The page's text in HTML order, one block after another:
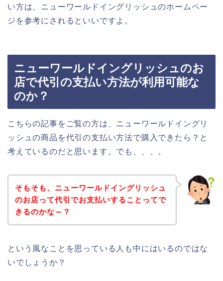
い方は、ニューワールドイングリッシュのホームペー
ジを参考にされるといいですよ。
ニューワールドイングリッシュのお
店で代引の支払い方法が利用可能な
のか？
こちらの記事をご覧の方は、ニューワールドイングリ
ッシュの商品を代引の支払い方法で購入できたら？と
考えているのだと思います。でも、、、。
そもそも、ニューワールドイングリッシュ
のお店って代引でお支払いすることってで
きるのかな～？
という風なことを思っている人も中にはいるのではな
いでしょうか？